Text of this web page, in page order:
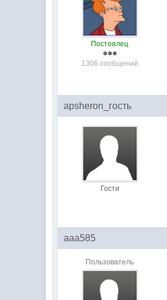
Постоялец
1306 сообщений
apsheron_гость
Гости
aaa585
Пользователь